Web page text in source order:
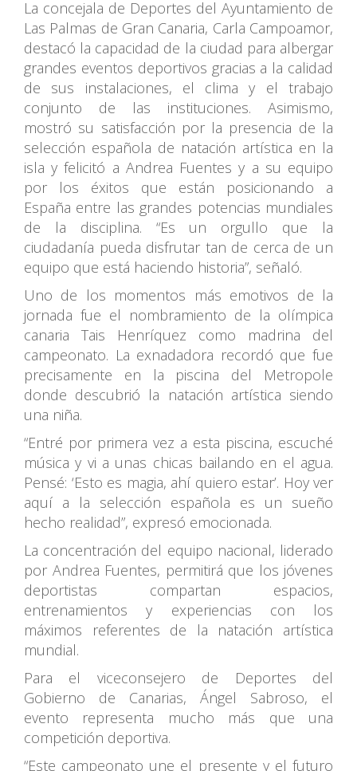
La concejala de Deportes del Ayuntamiento de
Las Palmas de Gran Canaria, Carla Campoamor,
destacó la capacidad de la ciudad para albergar
grandes eventos deportivos gracias a la calidad
de sus instalaciones, el clima y el trabajo
conjunto de las instituciones. Asimismo,
mostró su satisfacción por la presencia de la
selección española de natación artística en la
isla y felicitó a Andrea Fuentes y a su equipo
por los éxitos que están posicionando a
España entre las grandes potencias mundiales
de la disciplina. “Es un orgullo que la
ciudadanía pueda disfrutar tan de cerca de un
equipo que está haciendo historia”, señaló.
Uno de los momentos más emotivos de la
jornada fue el nombramiento de la olímpica
canaria Tais Henríquez como madrina del
campeonato. La exnadadora recordó que fue
precisamente en la piscina del Metropole
donde descubrió la natación artística siendo
una niña.
“Entré por primera vez a esta piscina, escuché
música y vi a unas chicas bailando en el agua.
Pensé: ‘Esto es magia, ahí quiero estar’. Hoy ver
aquí a la selección española es un sueño
hecho realidad”, expresó emocionada.
La concentración del equipo nacional, liderado
por Andrea Fuentes, permitirá que los jóvenes
deportistas compartan espacios,
entrenamientos y experiencias con los
máximos referentes de la natación artística
mundial.
Para el viceconsejero de Deportes del
Gobierno de Canarias, Ángel Sabroso, el
evento representa mucho más que una
competición deportiva.
“Este campeonato une el presente y el futuro